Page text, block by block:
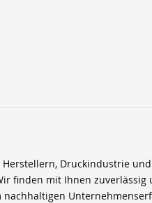
Druckindustrie
finden mit Ihnen